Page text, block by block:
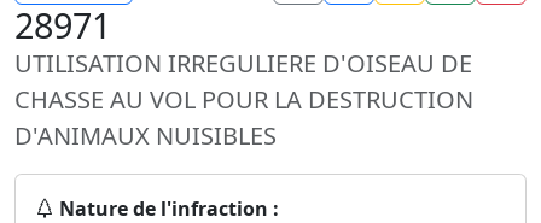
28971
UTILISATION IRREGULIERE D'OISEAU DE
CHASSE AU VOL POUR LA DESTRUCTION
D'ANIMAUX NUISIBLES
Nature de l'infraction :